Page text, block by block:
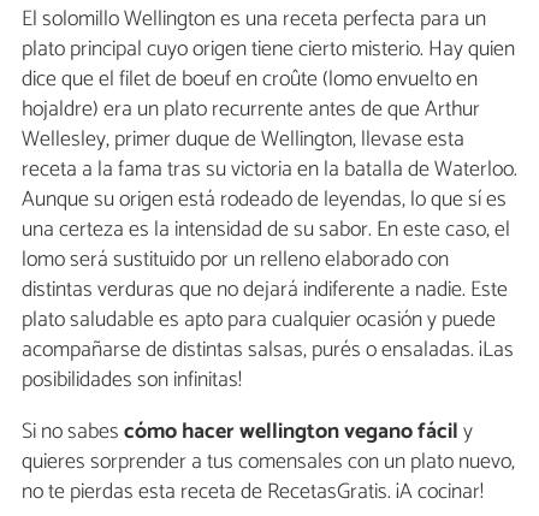
El solomillo Wellington es una receta perfecta para un
plato principal cuyo origen tiene cierto misterio. Hay quien
dice que el filet de boeuf en croûte (lomo envuelto en
hojaldre) era un plato recurrente antes de que Arthur
Wellesley, primer duque de Wellington, llevase esta
receta a la fama tras su victoria en la batalla de Waterloo.
Aunque su origen está rodeado de leyendas, lo que sí es
una certeza es la intensidad de su sabor. En este caso, el
lomo será sustituido por un relleno elaborado con
distintas verduras que no dejará indiferente a nadie. Este
plato saludable es apto para cualquier ocasión y puede
acompañarse de distintas salsas, purés o ensaladas. ¡Las
posibilidades son infinitas!
Si no sabescómo hacer wellington vegano fácily
quieres sorprender a tus comensales con un plato nuevo,
no te pierdas esta receta de RecetasGratis. ¡A cocinar!